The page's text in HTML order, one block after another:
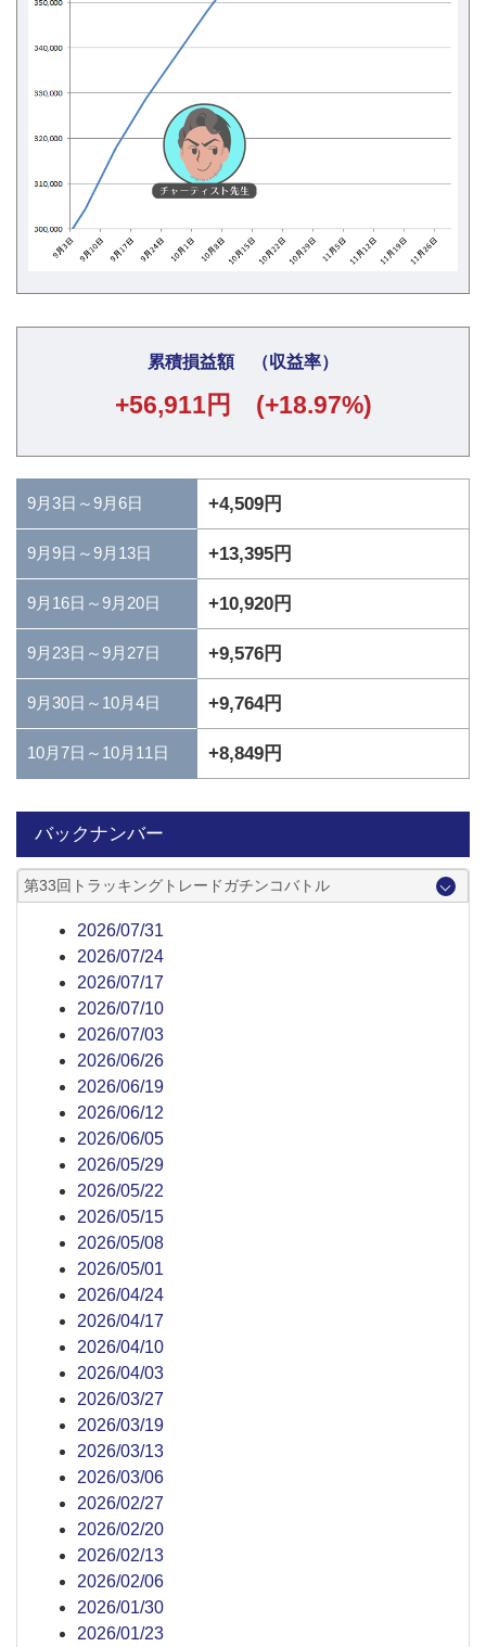
累積損益額 （収益率）
+56,911円 (+18.97%)
9月3日～9月6日 +4,509円
9月9日～9月13日 +13,395円
9月16日～9月20日 +10,920円
9月23日～9月27日 +9,576円
9月30日～10月4日 +9,764円
10月7日～10月11日 +8,849円
バックナンバー
第33回トラッキングトレードガチンコバトル
2026/07/31
2026/07/24
2026/07/17
2026/07/10
2026/07/03
2026/06/26
2026/06/19
2026/06/12
2026/06/05
2026/05/29
2026/05/22
2026/05/15
2026/05/08
2026/05/01
2026/04/24
2026/04/17
2026/04/10
2026/04/03
2026/03/27
2026/03/19
2026/03/13
2026/03/06
2026/02/27
2026/02/20
2026/02/13
2026/02/06
2026/01/30
2026/01/23